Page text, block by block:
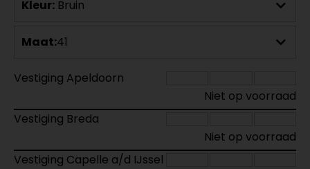
Kleur: Bruin
Maat:41
Vestiging Apeldoorn
Niet op voorraad
Vestiging Breda
Niet op voorraad
Vestiging Capelle a/d IJssel